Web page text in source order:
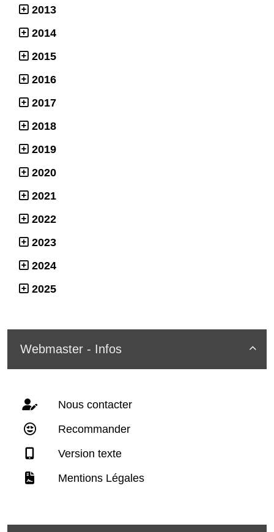
2013
2014
2015
2016
2017
2018
2019
2020
2021
2022
2023
2024
2025

Webmaster - Infos
Nous contacter
Recommander
Version texte
Mentions Légales